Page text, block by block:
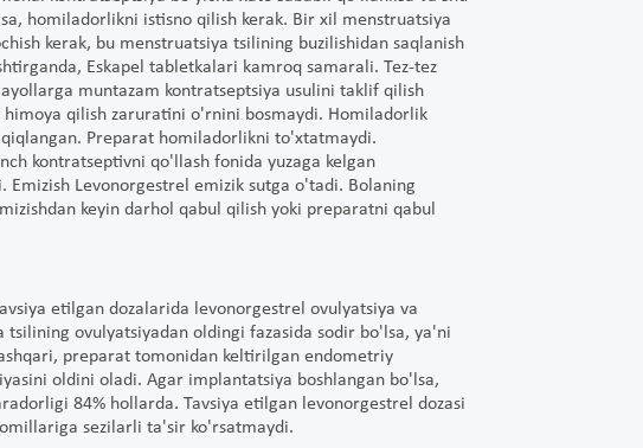
homiladorlikni istisno qilish kerak. Bir xil menstruatsiya
kerak, bu menstruatsiya tsilining buzilishidan saqlanish
Eskapel tabletkalari kamroq samarali. Tez-tez
muntazam kontratseptsiya usulini taklif qilish
qilish zaruratini o'rnini bosmaydi. Homiladorlik
Preparat homiladorlikni to'xtatmaydi.
kontratseptivni qo'llash fonida yuzaga kelgan
Levonorgestrel emizik sutga o'tadi. Bolaning
keyin darhol qabul qilish yoki preparatni qabul
etilgan dozalarida levonorgestrel ovulyatsiya va
ovulyatsiyadan oldingi fazasida sodir bo'lsa, ya'ni
preparat tomonidan keltirilgan endometriy
oldini oladi. Agar implantatsiya boshlangan bo'lsa,
84% hollarda. Tavsiya etilgan levonorgestrel dozasi
sezilarli ta'sir ko'rsatmaydi.